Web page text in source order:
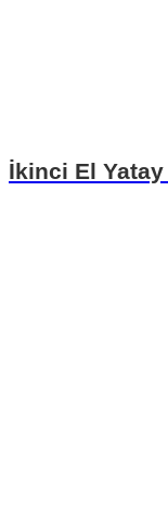
İkinci El